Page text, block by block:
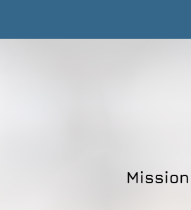
Mission